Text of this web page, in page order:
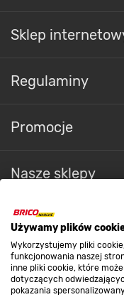
Używamy plików
Wykorzystujemy pliki
funkcjonowania naszej
inne pliki cookie, które
dotyczących
pokazania
Sklep
Regulaminy
Promocje
Nasze sklepy
O nas
Kontakt do